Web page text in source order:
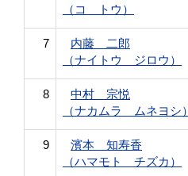
（コ トウ）
7
内藤 二郎
（ナイトウ ジロウ）
8
中村 宗悦
（ナカムラ ムネヨシ）
9
濱本 知寿香
（ハマモト チズカ）